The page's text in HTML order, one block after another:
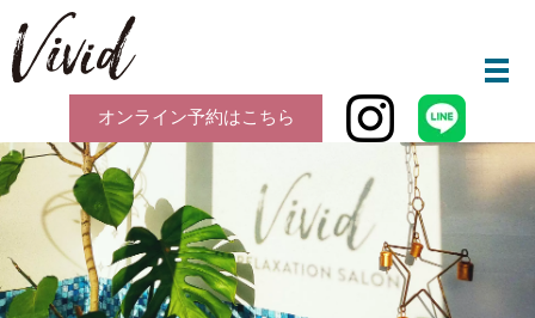
メ
オンライン予約はこちら